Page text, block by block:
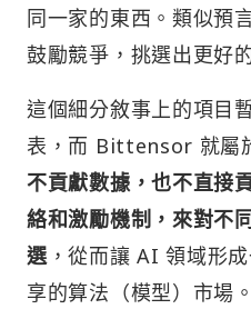
同一家的東西。類似預
鼓勵競爭，挑選出更好
這個細分敘事上的項目
表，而 Bittensor 就
不貢獻數據，也不直接
絡和激勵機制，來對不
選，從而讓 AI 領域形
享的算法（模型）市場。